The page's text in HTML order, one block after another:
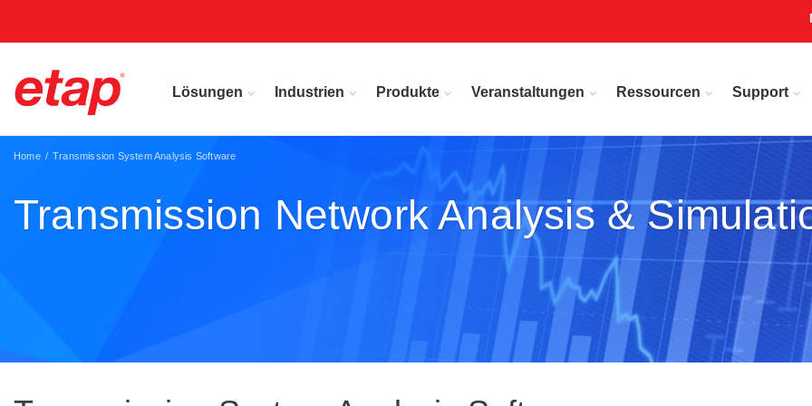
Lösungen Industrien Produkte Veranstaltungen Ressourcen Support
Transmission Network Analysis &
Home Transmission System Analysis Software